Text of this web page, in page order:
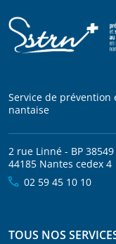
Service de
nantaise
2 rue Linné - BP
44185 Nantes cedex 4
02 59 45 10 10
TOUS NOS